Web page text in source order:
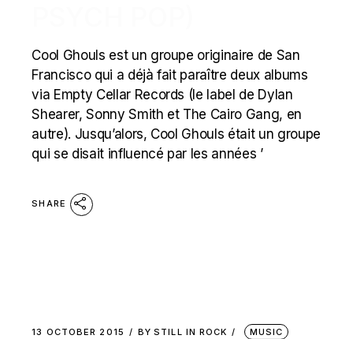
Cool Ghouls est un groupe originaire de San
Francisco qui a déjà fait paraître deux albums
via Empty Cellar Records (le label de Dylan
Shearer, Sonny Smith et The Cairo Gang, en
autre). Jusqu’alors, Cool Ghouls était un groupe
qui se disait influencé par les années ’
SHARE
13 OCTOBER 2015 BY STILL IN ROCK
MUSIC